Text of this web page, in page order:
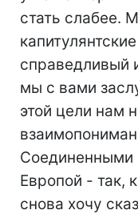
стать слабее.
справедливый
мы с вами
этой цели нам
Соединенными
Европой - так,
снова хочу